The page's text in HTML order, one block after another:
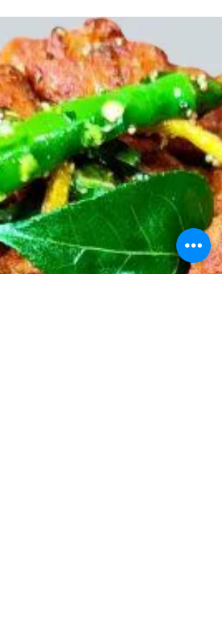
RAITA RECIPES
Sannata Raita
Recipe - बूंदी वाला ठंडा
रायता (बिरयानी के साथ
बेस्ट!) | FoodzLife